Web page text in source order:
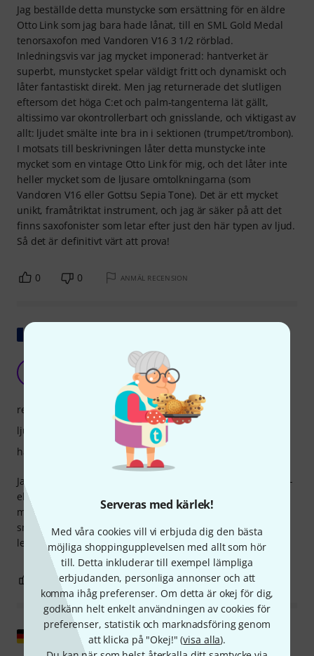
Serveras med kärlek!
Med våra cookies vill vi erbjuda dig den bästa
möjliga shoppingupplevelsen med allt som hör
till. Detta inkluderar till exempel lämpliga
erbjudanden, personliga annonser och att
komma ihåg preferenser. Om detta är okej för dig,
godkänn helt enkelt användningen av cookies för
preferenser, statistik och marknadsföring genom
att klicka på "Okej!" (visa alla).
Jag beställde detta munstycke som ersättning för en äldre
Otto Link som jag bara hade lånat, till en SML Gold Medal
tenorsaxofon med Vandoren V16 3 1/2 rörblad.
Inledningsvis var jag mycket imponerad: hantverket är
superbt, munstycket spelar väldigt fritt och dynamiskt och
låter fantastiskt direkt. Men jag returnerade det slutligen
eftersom det höga C:et och palm-tangenterna lät gällt,
altissimo var okontrollerbart och gnisslande, och viktigast av
allt: ljudet smälte inte bra in i sektionen (trumpet/trombon).
I motsats till beskrivningen låter detta munstycke inte
mycket som en vintage Otto Link för mig, och det låter inte
heller mycket som de ljusare omtolkningarna (som
Vandoren V16 eller Gottsu Sepia Tone). Det är ett mycket
unikt, framåtriktat instrument, och jag är säker på att det
finns saxofonister som letar efter just den här typen av ljud.
Så det är definitivt värt att prova!
0 0 ANMÄL RECENSION
phil le druide 06.02.2019
Jag har äntligen återupptäckt ljudet från mitt gamla Ponzol-
ebonitmunstycke tack vare Théo Wannes sneda signatur,
med en bra balans för att spela i en storbandssektion och
små ensembler. Utmärkt val av öppningar också, och
leveransservicen var förstklassig.
respons
ljud
hantverkskvalitet
0 ANMÄL RECENSION
Visa original